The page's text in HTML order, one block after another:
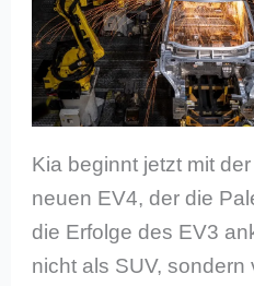
Kia beginnt jetzt mit
neuen EV4, der die
die Erfolge des EV3
nicht als SUV, sondern